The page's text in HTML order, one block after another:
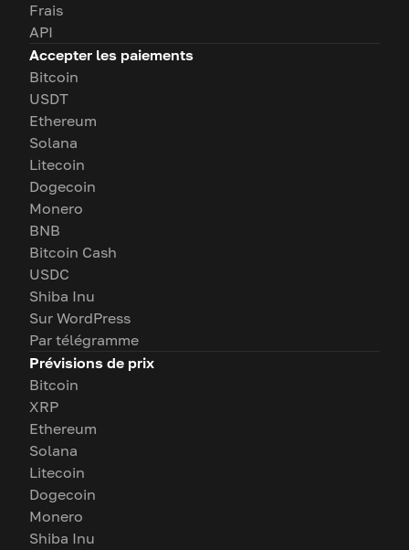
Frais
API
Accepter les paiements
Bitcoin
USDT
Ethereum
Solana
Litecoin
Dogecoin
Monero
BNB
Bitcoin Cash
USDC
Shiba Inu
Sur WordPress
Par télégramme
Prévisions de prix
Bitcoin
XRP
Ethereum
Solana
Litecoin
Dogecoin
Monero
Shiba Inu